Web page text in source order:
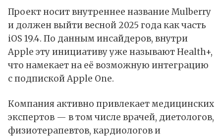
Проект носит внутреннее название Mulberry
и должен выйти весной 2025 года как часть
iOS 19.4. По данным инсайдеров, внутри
Apple эту инициативу уже называют Health+,
что намекает на её возможную интеграцию
с подпискойApple One.
Компания активно привлекает медицинских
экспертов — в том числе врачей, диетологов,
физиотерапевтов, кардиологов и